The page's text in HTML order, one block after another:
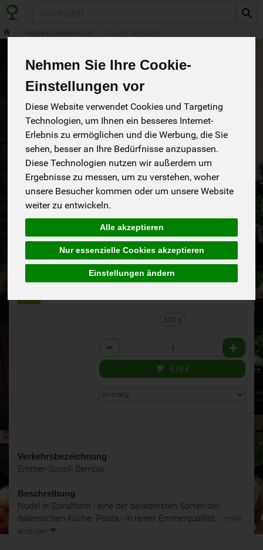
Nehmen Sie Ihre Cookie-
Einstellungen vor
Diese Website verwendet Cookies und Targeting
Technologien, um Ihnen ein besseres Internet-
Erlebnis zu ermöglichen und die Werbung, die Sie
sehen, besser an Ihre Bedürfnisse anzupassen.
Diese Technologien nutzen wir außerdem um
Ergebnisse zu messen, um zu verstehen, woher
unsere Besucher kommen oder um unsere Website
weiter zu entwickeln.
Alle akzeptieren
Nur essenzielle Cookies akzeptieren
Einstellungen ändern
Haltbare Lebensmittel
Emmer-Spirelli Semola
Wir machen Bio aus Liebe.
Rapunzel
Italien
ICEA
4,19 € * / 500 g
(8,38 € / kg)
500 g
Anzahl
4,19 €
Verkehrsbezeichnung
Emmer-Spirelli Semola
Beschreibung
Nudel in Spiralform - eine der beliebtesten Sorten der
italienischen Küche. Pasta - in reiner Emmerqualität... mehr
anzeigen